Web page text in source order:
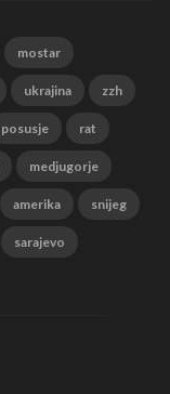
mostar
ukrajina zzh
posusje rat
medjugorje
amerika snijeg
sarajevo